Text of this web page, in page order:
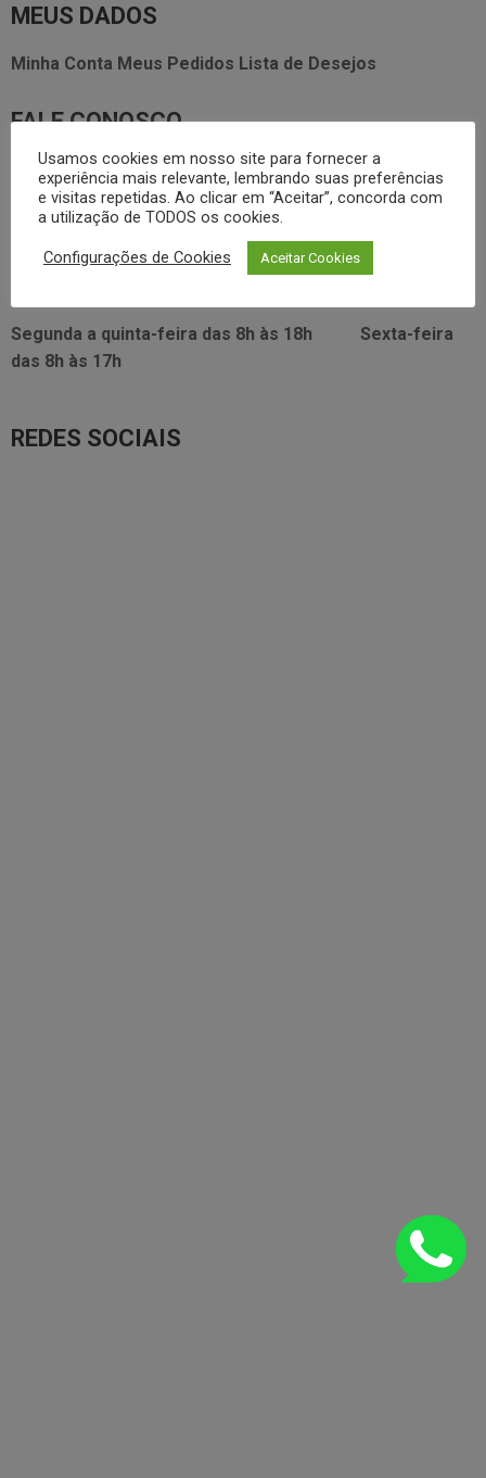
MEUS DADOS
Minha Conta Meus Pedidos Lista de Desejos
FALE CONOSCO
3338.2628
foodservice@dayhome.com.br
Atendimento Whatsapp
VISITE NOSSO SHOWRROM:
Segunda a quinta-feira das 8h às 18h
Sexta-feira
das 8h às 17h
REDES SOCIAIS
Usamos cookies em nosso site para fornecer a
experiência mais relevante, lembrando suas preferências
e visitas repetidas. Ao clicar em “Aceitar”, concorda com
a utilização de TODOS os cookies.
Configurações de Cookies Aceitar Cookies